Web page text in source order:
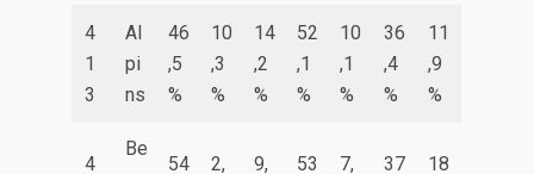
4
1
3
Al
pi
ns
46
,5
%
10
,3
%
14
,2
%
52
,1
%
10
,1
%
36
,4
%
11
,9
%
4
Be
54
2,
9,
53
7,
37
18